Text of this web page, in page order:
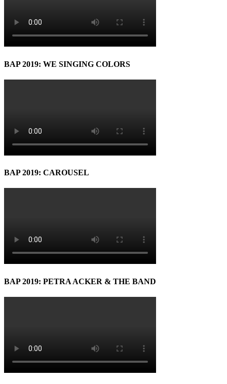
BAP 2019: WE SINGING COLORS
BAP 2019: CAROUSEL
BAP 2019: PETRA ACKER & THE BAND